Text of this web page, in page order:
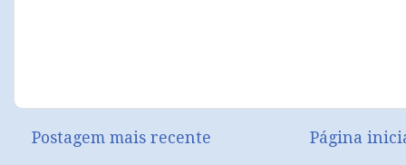
Postagem mais recente Página